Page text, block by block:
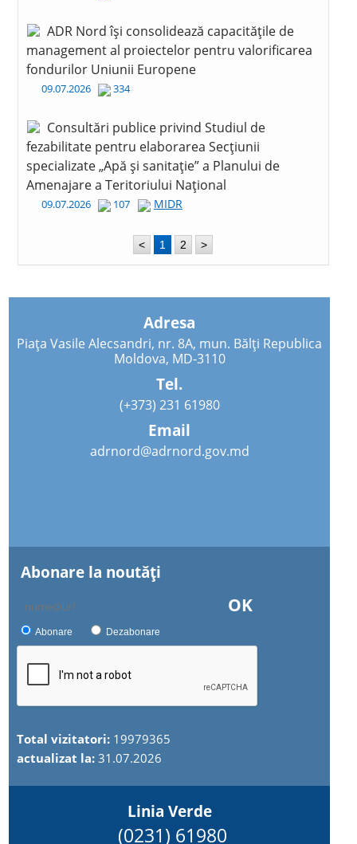
ADR Nord își consolidează capacitățile de
management al proiectelor pentru valorificarea
fondurilor Uniunii Europene
09.07.2026 334
Consultări publice privind Studiul de
fezabilitate pentru elaborarea Secțiunii
specializate „Apă și sanitație” a Planului de
Amenajare a Teritoriului Național
09.07.2026 107 MIDR
< 1 2 >
Adresa
Piața Vasile Alecsandri, nr. 8A, mun. Bălți Republica
Moldova, MD-3110
Tel.
(+373) 231 61980
Email
adrnord@adrnord.gov.md
Abonare la noutăţi
OK
Abonare Dezabonare
Total vizitatori: 19979365
actualizat la:31.07.2026
Linia Verde
(0231) 61980